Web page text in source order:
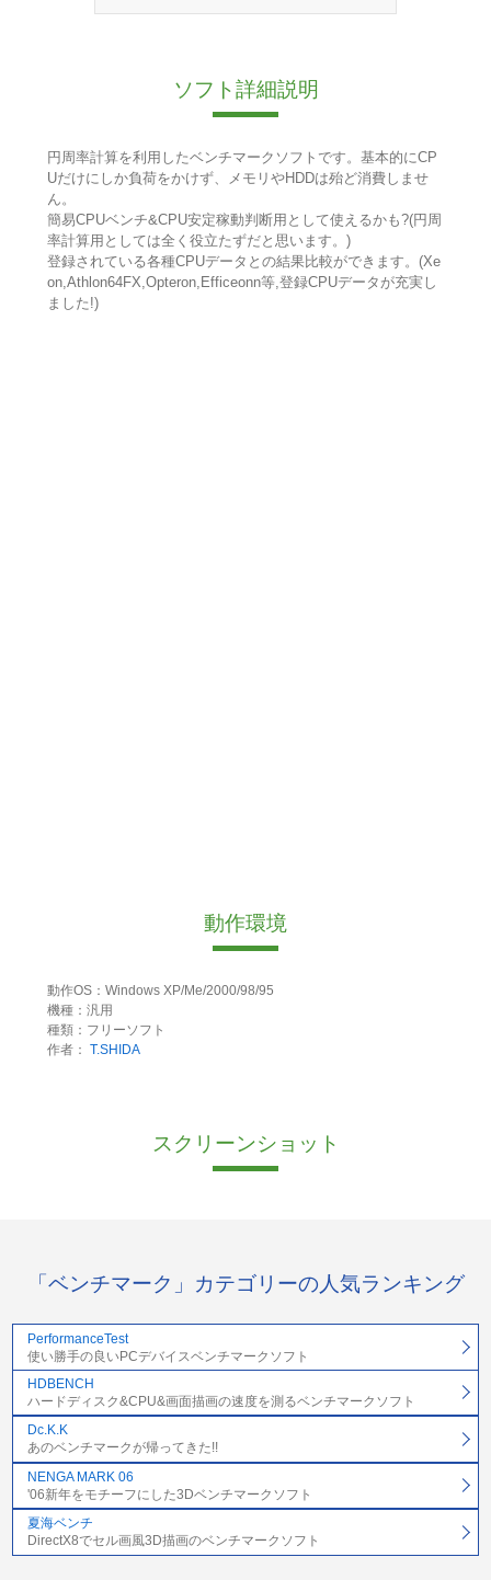
ソフト詳細説明
円周率計算を利用したベンチマークソフトです。基本的にCP
Uだけにしか負荷をかけず、メモリやHDDは殆ど消費しませ
ん。
簡易CPUベンチ&CPU安定稼動判断用として使えるかも?(円周
率計算用としては全く役立たずだと思います。)
登録されている各種CPUデータとの結果比較ができます。(Xe
on,Athlon64FX,Opteron,Efficeonn等,登録CPUデータが充実し
ました!)
動作環境
動作OS：Windows XP/Me/2000/98/95
機種：汎用
種類：フリーソフト
作者： T.SHIDA
スクリーンショット
「ベンチマーク」カテゴリーの人気ランキング
PerformanceTest
使い勝手の良いPCデバイスベンチマークソフト
HDBENCH
ハードディスク&CPU&画面描画の速度を測るベンチマークソフト
Dc.K.K
あのベンチマークが帰ってきた!!
NENGA MARK 06
'06新年をモチーフにした3Dベンチマークソフト
夏海ベンチ
DirectX8でセル画風3D描画のベンチマークソフト